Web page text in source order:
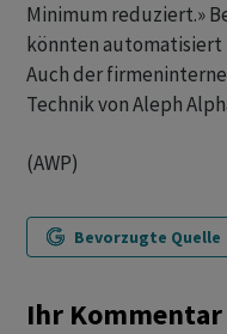
Minimum reduziert.»
könnten
Auch der
Technik von Aleph
(AWP)
Bevorzugte Quelle
Ihr Kommentar